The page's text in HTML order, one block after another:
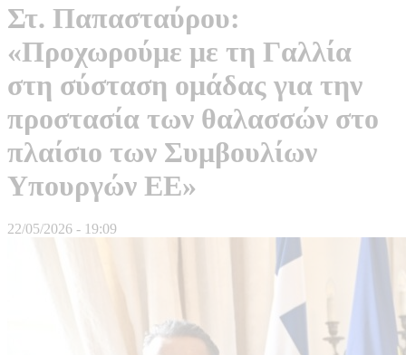
Στ. Παπασταύρου:
«Προχωρούμε με τη Γαλλία
στη σύσταση ομάδας για την
προστασία των θαλασσών στο
πλαίσιο των Συμβουλίων
Υπουργών ΕΕ»
22/05/2026 - 19:09